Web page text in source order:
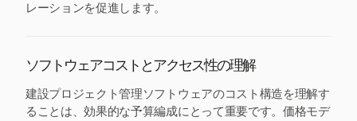
レーションを促進します。
ソフトウェアコストとアクセス性の理解
建設プロジェクト管理ソフトウェアのコスト構造を理解す
ることは、効果的な予算編成にとって重要です。価格モデ